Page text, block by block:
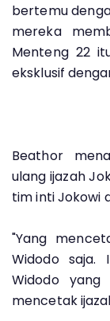
bertemu
mereka
Menteng 22
eksklusif
Beathor
ulang ijazah
tim inti Jokowi
"Yang
Widodo saja.
Widodo
mencetak